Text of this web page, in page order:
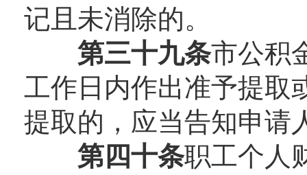
记且未消除的。
第三十九条市公积
工作日内作出准予提取
提取的，应当告知申请
第四十条职工个人